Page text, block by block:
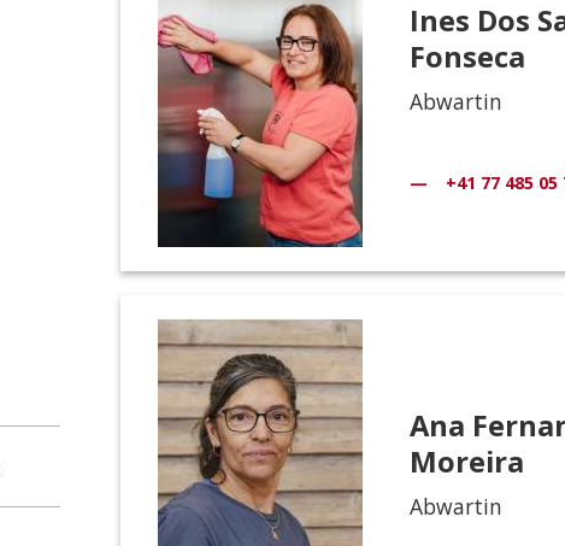
Ines Dos
Fonseca
Abwartin
+41 77 485 05
Ana
Moreira
Abwartin